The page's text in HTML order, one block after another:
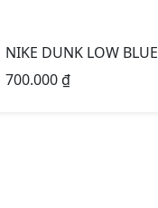
NIKE DUNK LOW BLUE
700.000₫